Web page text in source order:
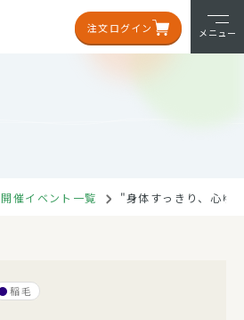
注文ログイン メニュー
開催イベント一覧 "身体すっきり、心ゆ
稲毛